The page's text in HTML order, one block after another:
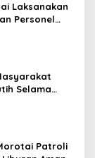
Laksanakan
Personel
Fungsi
Selama
Patroli